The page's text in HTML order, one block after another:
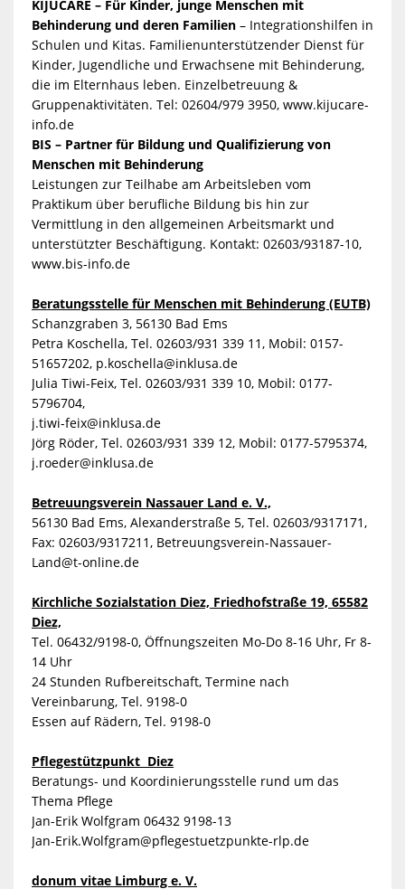
KIJUCARE – Für Kinder, junge Menschen mit
Behinderung und deren Familien – Integrationshilfen in
Schulen und Kitas. Familienunterstützender Dienst für
Kinder, Jugendliche und Erwachsene mit Behinderung,
die im Elternhaus leben. Einzelbetreuung &
Gruppenaktivitäten. Tel: 02604/979 3950, www.kijucare-
info.de
BIS – Partner für Bildung und Qualifizierung von
Menschen mit Behinderung
Leistungen zur Teilhabe am Arbeitsleben vom
Praktikum über berufliche Bildung bis hin zur
Vermittlung in den allgemeinen Arbeitsmarkt und
unterstützter Beschäftigung. Kontakt: 02603/93187-10,
www.bis-info.de
Beratungsstelle für Menschen mit Behinderung (EUTB)
Schanzgraben 3, 56130 Bad Ems
Petra Koschella, Tel. 02603/931 339 11, Mobil: 0157-
51657202, p.koschella@inklusa.de
Julia Tiwi-Feix, Tel. 02603/931 339 10, Mobil: 0177-
5796704,
j.tiwi-feix@inklusa.de
Jörg Röder, Tel. 02603/931 339 12, Mobil: 0177-5795374,
j.roeder@inklusa.de
Betreuungsverein Nassauer Land e. V.,
56130 Bad Ems, Alexanderstraße 5, Tel. 02603/9317171,
Fax: 02603/9317211, Betreuungsverein-Nassauer-
Land@t-online.de
Kirchliche Sozialstation Diez, Friedhofstraße 19, 65582
Diez,
Tel. 06432/9198-0, Öffnungszeiten Mo-Do 8-16 Uhr, Fr 8-
14 Uhr
24 Stunden Rufbereitschaft, Termine nach
Vereinbarung, Tel. 9198-0
Essen auf Rädern, Tel. 9198-0
Pflegestützpunkt Diez
Beratungs- und Koordinierungsstelle rund um das
Thema Pflege
Jan-Erik Wolfgram 06432 9198-13
Jan-Erik.Wolfgram@pflegestuetzpunkte-rlp.de
donum vitae Limburg e. V.